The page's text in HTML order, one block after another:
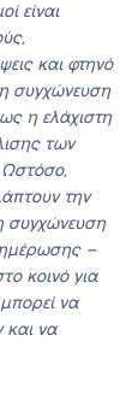
είναι
και φτηνό
η συγχώνευση
η ελάχιστη
των
Ωστόσο,
την
συγχώνευση
–
κοινό για
να
και να